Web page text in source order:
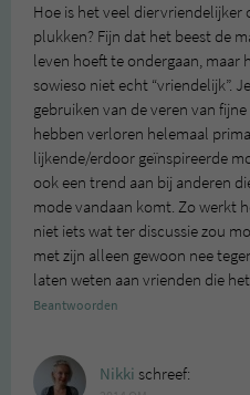
Hoe is het veel
plukken? Fijn dat het beest de
leven hoeft te ondergaan,
sowieso niet echt “vriendelijk”.
gebruiken van de veren van
hebben verloren helemaal
lijkende/erdoor geïnspireerde
ook een trend aan bij anderen
mode vandaan komt. Zo werkt
niet iets wat ter discussie zou
met zijn alleen gewoon nee
laten weten aan vrienden die
Beantwoorden
Nikki schreef: